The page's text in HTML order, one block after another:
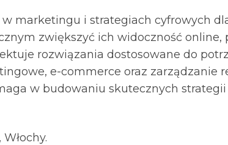
marketingu i strategiach cyfrowych
zwiększyć ich widoczność online,
rozwiązania dostosowane do
e-commerce oraz zarządzanie
w budowaniu skutecznych